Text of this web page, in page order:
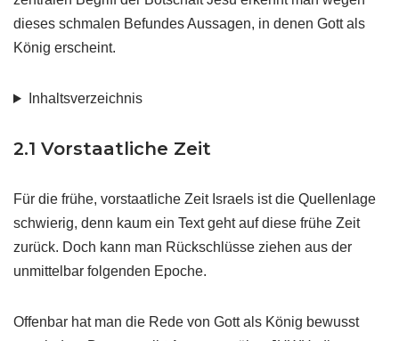
dieses schmalen Befundes Aussagen, in denen Gott als
König erscheint.
Inhaltsverzeichnis
2.1 Vorstaatliche Zeit
Für die frühe, vorstaatliche Zeit Israels ist die Quellenlage
schwierig, denn kaum ein Text geht auf diese frühe Zeit
zurück. Doch kann man Rückschlüsse ziehen aus der
unmittelbar folgenden Epoche.
Offenbar hat man die Rede von Gott als König bewusst